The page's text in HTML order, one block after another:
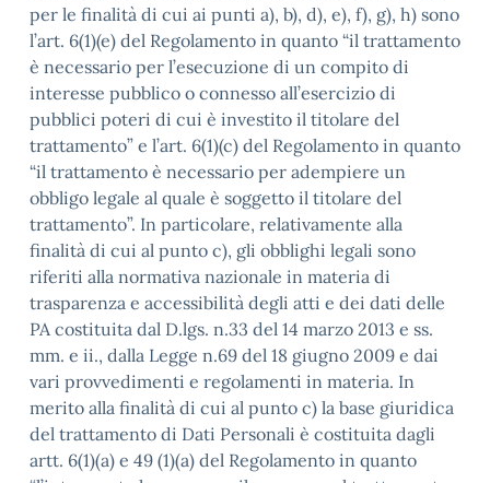
per le finalità di cui ai punti a), b), d), e), f), g), h) sono
l’art. 6(1)(e) del Regolamento in quanto “il trattamento
è necessario per l’esecuzione di un compito di
interesse pubblico o connesso all’esercizio di
pubblici poteri di cui è investito il titolare del
trattamento” e l’art. 6(1)(c) del Regolamento in quanto
“il trattamento è necessario per adempiere un
obbligo legale al quale è soggetto il titolare del
trattamento”. In particolare, relativamente alla
finalità di cui al punto c), gli obblighi legali sono
riferiti alla normativa nazionale in materia di
trasparenza e accessibilità degli atti e dei dati delle
PA costituita dal D.lgs. n.33 del 14 marzo 2013 e ss.
mm. e ii., dalla Legge n.69 del 18 giugno 2009 e dai
vari provvedimenti e regolamenti in materia. In
merito alla finalità di cui al punto c) la base giuridica
del trattamento di Dati Personali è costituita dagli
artt. 6(1)(a) e 49 (1)(a) del Regolamento in quanto